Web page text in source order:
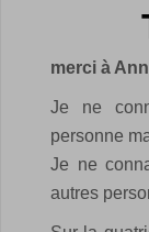
merci à
Je ne
personne
Je ne
autres